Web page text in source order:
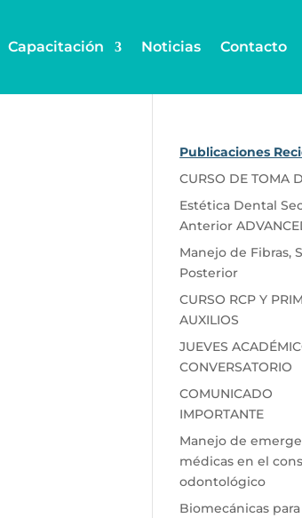
Capacitación Noticias Contacto
Publicaciones
CURSO DE TOMA
Estética Dental
Anterior
Manejo de Fibras,
Posterior
CURSO RCP Y
AUXILIOS
JUEVES
CONVERSATORIO
COMUNICADO
IMPORTANTE
Manejo de
médicas en el
odontológico
Biomecánicas para